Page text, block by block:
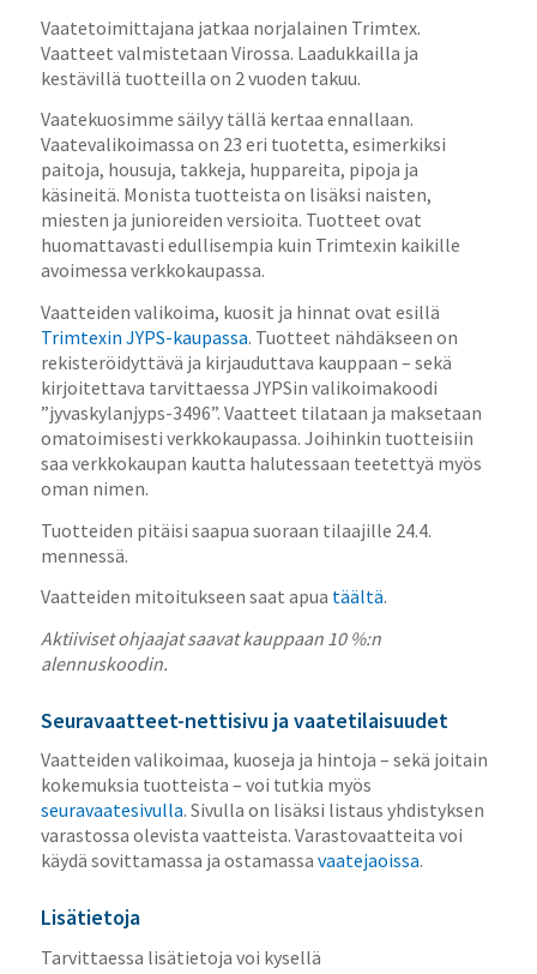
Vaatetoimittajana jatkaa norjalainen Trimtex.
Vaatteet valmistetaan Virossa. Laadukkailla ja
kestävillä tuotteilla on 2 vuoden takuu.
Vaatekuosimme säilyy tällä kertaa ennallaan.
Vaatevalikoimassa on 23 eri tuotetta, esimerkiksi
paitoja, housuja, takkeja, huppareita, pipoja ja
käsineitä. Monista tuotteista on lisäksi naisten,
miesten ja junioreiden versioita. Tuotteet ovat
huomattavasti edullisempia kuin Trimtexin kaikille
avoimessa verkkokaupassa.
Vaatteiden valikoima, kuosit ja hinnat ovat esillä
Trimtexin JYPS-kaupassa. Tuotteet nähdäkseen on
rekisteröidyttävä ja kirjauduttava kauppaan – sekä
kirjoitettava tarvittaessa JYPSin valikoimakoodi
”jyvaskylanjyps-3496”. Vaatteet tilataan ja maksetaan
omatoimisesti verkkokaupassa. Joihinkin tuotteisiin
saa verkkokaupan kautta halutessaan teetettyä myös
oman nimen.
Tuotteiden pitäisi saapua suoraan tilaajille 24.4.
mennessä.
Vaatteiden mitoitukseen saat apua täältä.
Aktiiviset ohjaajat saavat kauppaan 10 %:n
alennuskoodin.
Seuravaatteet-nettisivu ja vaatetilaisuudet
Vaatteiden valikoimaa, kuoseja ja hintoja – sekä joitain
kokemuksia tuotteista – voi tutkia myös
seuravaatesivulla. Sivulla on lisäksi listaus yhdistyksen
varastossa olevista vaatteista. Varastovaatteita voi
käydä sovittamassa ja ostamassa vaatejaoissa.
Lisätietoja
Tarvittaessa lisätietoja voi kysellä